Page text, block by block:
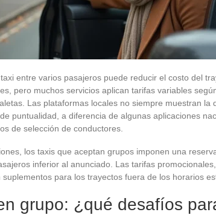
entre varios pasajeros puede reducir el costo del
pero muchos servicios aplican tarifas variables
Las plataformas locales no siempre muestran la
puntualidad, a diferencia de algunas aplicaciones
de selección de conductores.
los taxis que aceptan grupos imponen una
inferior al anunciado. Las tarifas
suplementos para los trayectos fuera de los horarios
grupo: ¿qué desafíos